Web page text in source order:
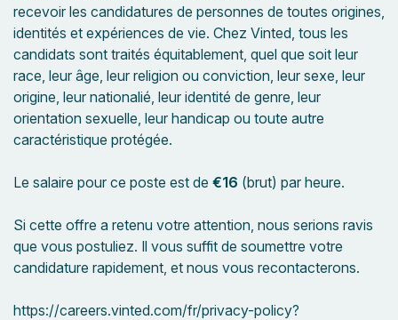
recevoir les candidatures de personnes de toutes origines,
identités et expériences de vie. Chez Vinted, tous les
candidats sont traités équitablement, quel que soit leur
race, leur âge, leur religion ou conviction, leur sexe, leur
origine, leur nationalié, leur identité de genre, leur
orientation sexuelle, leur handicap ou toute autre
caractéristique protégée.
Le salaire pour ce poste est de €16 (brut) par heure.
Si cette offre a retenu votre attention, nous serions ravis
que vous postuliez. Il vous suffit de soumettre votre
candidature rapidement, et nous vous recontacterons.
https://careers.vinted.com/fr/privacy-policy?